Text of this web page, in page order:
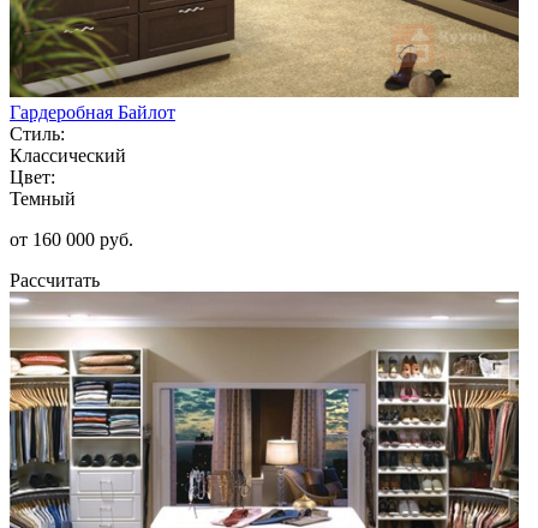
Гардеробная Байлот
Стиль:
Классический
Цвет:
Темный
от 160 000 руб.
Рассчитать